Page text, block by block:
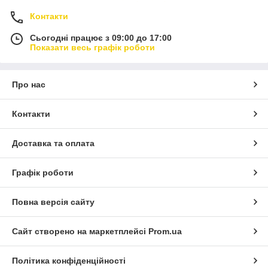
Контакти
Сьогодні працює з 09:00 до 17:00
Показати весь графік роботи
Про нас
Контакти
Доставка та оплата
Графік роботи
Повна версія сайту
Сайт створено на маркетплейсі Prom.ua
Політика конфіденційності